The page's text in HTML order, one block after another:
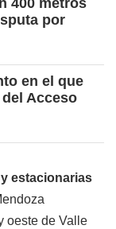
400 metros
por
en el que
Acceso
estacionarias
oeste de Valle